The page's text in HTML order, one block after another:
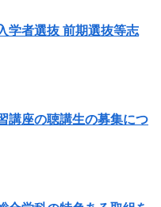
学者選抜 前期選抜等志
講座の聴講生の募集につ